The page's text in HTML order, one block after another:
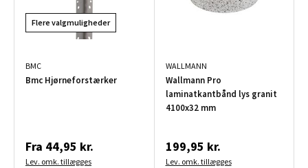
Flere valgmuligheder
BMC
Bmc Hjørneforstærker
Fra 44,95 kr.
Lev. omk. tillægges
WALLMANN
Wallmann Pro
laminatkantbånd lys granit
4100x32 mm
199,95 kr.
Lev. omk. tillægges